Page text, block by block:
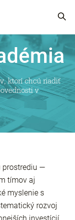
ktorí chcú riadiť
v
prostrediu —
tímov aj
myslenie s
rozvoj